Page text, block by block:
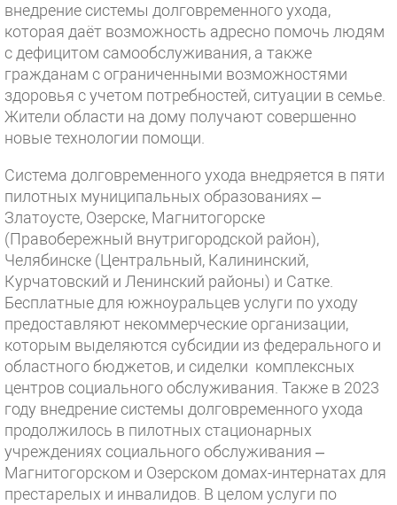
внедрение системы долговременного ухода,
которая даёт возможность адресно помочь людям
с дефицитом самообслуживания, а также
гражданам с ограниченными возможностями
здоровья с учетом потребностей, ситуации в семье.
Жители области на дому получают совершенно
новые технологии помощи.
Система долговременного ухода внедряется в пяти
пилотных муниципальных образованиях –
Златоусте, Озерске, Магнитогорске
(Правобережный внутригородской район),
Челябинске (Центральный, Калининский,
Курчатовский и Ленинский районы) и Сатке.
Бесплатные для южноуральцев услуги по уходу
предоставляют некоммерческие организации,
которым выделяются субсидии из федерального и
областного бюджетов, и сиделки комплексных
центров социального обслуживания. Также в 2023
году внедрение системы долговременного ухода
продолжилось в пилотных стационарных
учреждениях социального обслуживания –
Магнитогорском и Озерском домах-интернатах для
престарелых и инвалидов. В целом услуги по